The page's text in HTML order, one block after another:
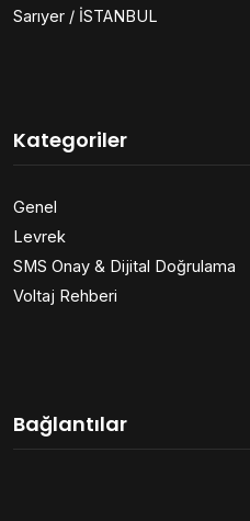
Sarıyer / İSTANBUL
Kategoriler
Genel
Levrek
SMS Onay & Dijital Doğrulama
Voltaj Rehberi
Bağlantılar